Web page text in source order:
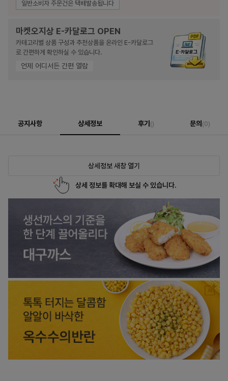
일반소비자 주문건은 택배발송됩니다
마켓오지상 E-카달로그 OPEN
카테고리별 상품 구성과 추천상품을 온라인 E-카달로그
로 간편하게 확인하실 수 있습니다.
언제 어디서든 간편 열람
공지사항 상세정보 후기 () 문의 (0)
상세정보 새창 열기
상세 정보를 확대해 보실 수 있습니다.